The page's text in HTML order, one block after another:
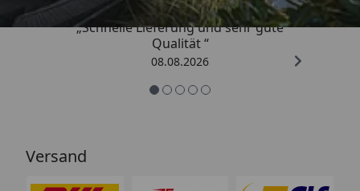
„Schnelle Lieferung und sehr gute
Qualität “
08.08.2026
Versand